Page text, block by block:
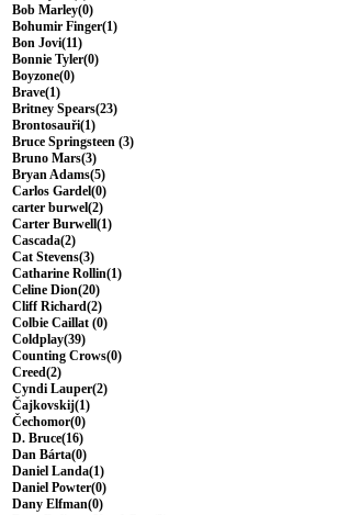
Bob Marley(0)
Bohumir Finger(1)
Bon Jovi(11)
Bonnie Tyler(0)
Boyzone(0)
Brave(1)
Britney Spears(23)
Brontosauři(1)
Bruce Springsteen (3)
Bruno Mars(3)
Bryan Adams(5)
Carlos Gardel(0)
carter burwel(2)
Carter Burwell(1)
Cascada(2)
Cat Stevens(3)
Catharine Rollin(1)
Celine Dion(20)
Cliff Richard(2)
Colbie Caillat (0)
Coldplay(39)
Counting Crows(0)
Creed(2)
Cyndi Lauper(2)
Čajkovskij(1)
Čechomor(0)
D. Bruce(16)
Dan Bárta(0)
Daniel Landa(1)
Daniel Powter(0)
Dany Elfman(0)